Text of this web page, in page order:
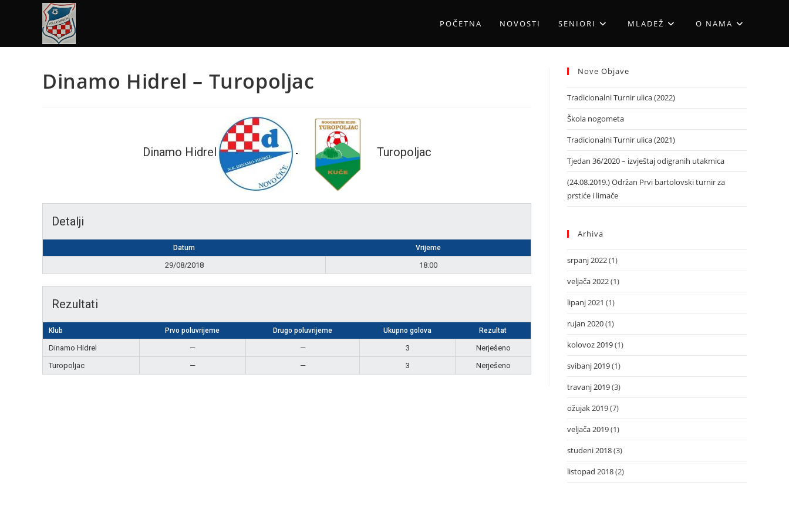
POČETNA NOVOSTI SENIORI MLADEŽ O NAMA
Dinamo Hidrel – Turopoljac
Dinamo Hidrel - Turopoljac
Detalji
Datum Vrijeme
29/08/2018 18:00
Rezultati
Klub Prvo poluvrijeme Drugo poluvrijeme Ukupno golova Rezultat
Dinamo Hidrel — — 3
Nerješeno
Turopoljac
— — 3 Nerješeno
Nove Objave
Tradicionalni Turnir ulica (2022)
Škola nogometa
Tradicionalni Turnir ulica (2021)
Tjedan 36/2020 – izvještaj odigranih utakmica
(24.08.2019.) Održan Prvi bartolovski turnir za
prstiće i limače
Arhiva
srpanj 2022(1)
veljača 2022(1)
lipanj 2021 (1)
rujan 2020(1)
kolovoz 2019(1)
svibanj 2019(1)
travanj 2019(3)
ožujak 2019(7)
veljača 2019(1)
studeni 2018(3)
listopad 2018(2)